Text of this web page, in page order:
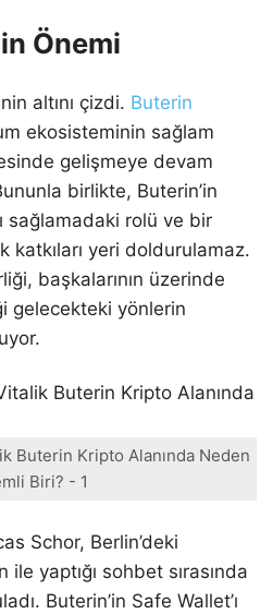
Önemi
altını çizdi. Buterin
ekosisteminin sağlam
gelişmeye devam
birlikte, Buterin’in
sağlamadaki rolü ve bir
katkıları yeri doldurulamaz.
başkalarının üzerinde
gelecekteki yönlerin
Buterin Kripto Alanında Neden
Biri? - 1
Schor, Berlin’deki
ile yaptığı sohbet sırasında
Buterin’in Safe Wallet’ı